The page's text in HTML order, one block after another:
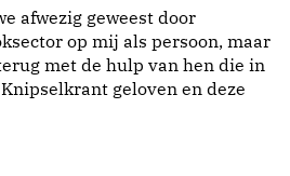
afwezig geweest door
op mij als persoon, maar
met de hulp van hen die in
geloven en deze